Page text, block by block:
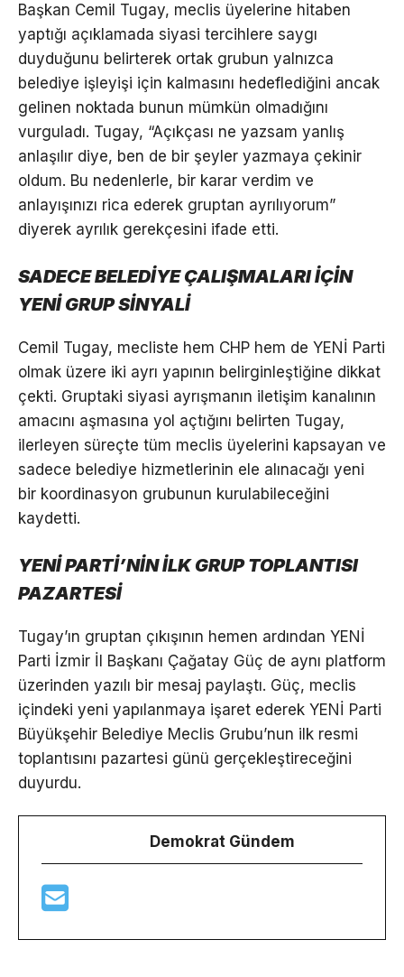
Başkan Cemil Tugay, meclis üyelerine hitaben
yaptığı açıklamada siyasi tercihlere saygı
duyduğunu belirterek ortak grubun yalnızca
belediye işleyişi için kalmasını hedeflediğini ancak
gelinen noktada bunun mümkün olmadığını
vurguladı. Tugay, “Açıkçası ne yazsam yanlış
anlaşılır diye, ben de bir şeyler yazmaya çekinir
oldum. Bu nedenlerle, bir karar verdim ve
anlayışınızı rica ederek gruptan ayrılıyorum”
diyerek ayrılık gerekçesini ifade etti.
SADECE BELEDİYE ÇALIŞMALARI İÇİN
YENİ GRUP SİNYALİ
Cemil Tugay, mecliste hem CHP hem de YENİ Parti
olmak üzere iki ayrı yapının belirginleştiğine dikkat
çekti. Gruptaki siyasi ayrışmanın iletişim kanalının
amacını aşmasına yol açtığını belirten Tugay,
ilerleyen süreçte tüm meclis üyelerini kapsayan ve
sadece belediye hizmetlerinin ele alınacağı yeni
bir koordinasyon grubunun kurulabileceğini
kaydetti.
YENİ PARTİ’NİN İLK GRUP TOPLANTISI
PAZARTESİ
Tugay’ın gruptan çıkışının hemen ardından YENİ
Parti İzmir İl Başkanı Çağatay Güç de aynı platform
üzerinden yazılı bir mesaj paylaştı. Güç, meclis
içindeki yeni yapılanmaya işaret ederek YENİ Parti
Büyükşehir Belediye Meclis Grubu’nun ilk resmi
toplantısını pazartesi günü gerçekleştireceğini
duyurdu.
Demokrat Gündem